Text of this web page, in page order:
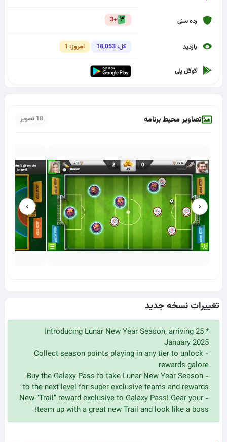
رده سنی +3
بازدید کل: 18,053 امروز: 1
گوگل پلی
تصاویر محیط برنامه 18 تصویر
تغییرات نسخه جدید
* Introducing Lunar New Year Season, arriving 25
January 2025
- Collect season points playing in any tier to unlock
rewards galore
- Buy the Galaxy Pass to take Lunar New Year Season
to the next level for super exclusive teams and rewards
- New “Trail” reward exclusive to Galaxy Pass! Gear your
team up with a great new Trail and look like a boss!